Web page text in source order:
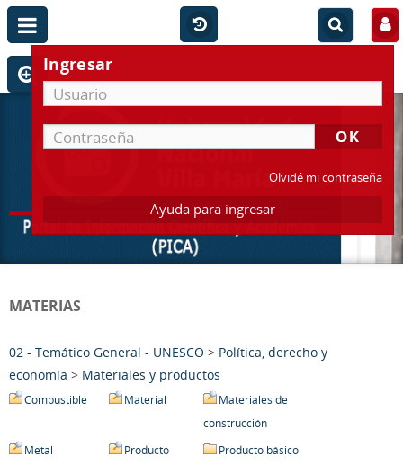
Ingresar
Olvidé mi contraseña
Ayuda para ingresar
MATERIAS
02 - Temático General - UNESCO > Política, derecho y
economía > Materiales y productos
Combustible Material
Materiales de
construcción
Metal
Producto
Producto básico